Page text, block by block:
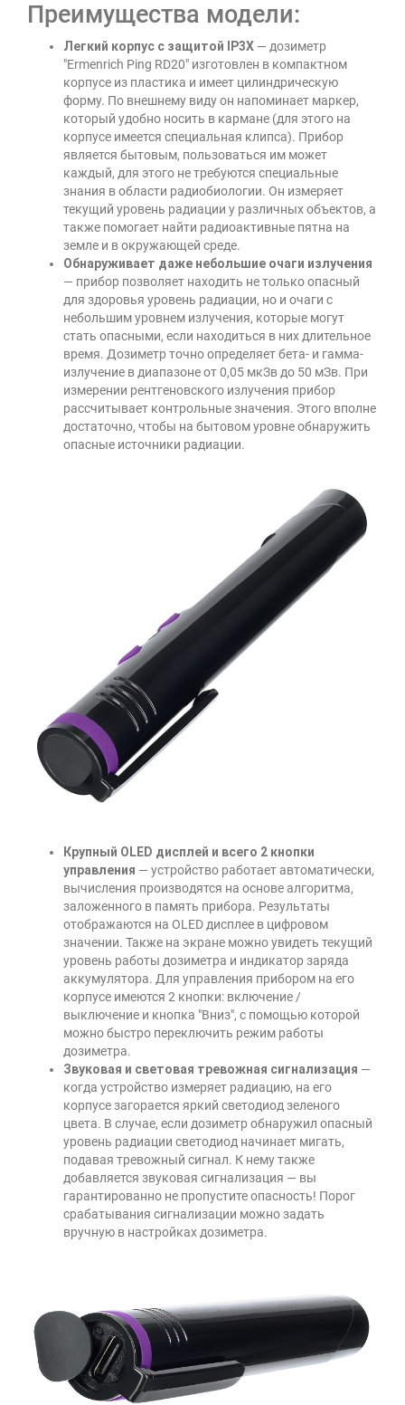
Преимущества модели:
Легкий корпус с защитой IP3X — дозиметр
"Ermenrich Ping RD20" изготовлен в компактном
корпусе из пластика и имеет цилиндрическую
форму. По внешнему виду он напоминает маркер,
который удобно носить в кармане (для этого на
корпусе имеется специальная клипса). Прибор
является бытовым, пользоваться им может
каждый, для этого не требуются специальные
знания в области радиобиологии. Он измеряет
текущий уровень радиации у различных объектов, а
также помогает найти радиоактивные пятна на
земле и в окружающей среде.
Обнаруживает даже небольшие очаги излучения
— прибор позволяет находить не только опасный
для здоровья уровень радиации, но и очаги с
небольшим уровнем излучения, которые могут
стать опасными, если находиться в них длительное
время. Дозиметр точно определяет бета- и гамма-
излучение в диапазоне от 0,05 мкЗв до 50 мЗв. При
измерении рентгеновского излучения прибор
рассчитывает контрольные значения. Этого вполне
достаточно, чтобы на бытовом уровне обнаружить
опасные источники радиации.
Крупный OLED дисплей и всего 2 кнопки
управления — устройство работает автоматически,
вычисления производятся на основе алгоритма,
заложенного в память прибора. Результаты
отображаются на OLED дисплее в цифровом
значении. Также на экране можно увидеть текущий
уровень работы дозиметра и индикатор заряда
аккумулятора. Для управления прибором на его
корпусе имеются 2 кнопки: включение /
выключение и кнопка "Вниз", с помощью которой
можно быстро переключить режим работы
дозиметра.
Звуковая и световая тревожная сигнализация —
когда устройство измеряет радиацию, на его
корпусе загорается яркий светодиод зеленого
цвета. В случае, если дозиметр обнаружил опасный
уровень радиации светодиод начинает мигать,
подавая тревожный сигнал. К нему также
добавляется звуковая сигнализация — вы
гарантированно не пропустите опасность! Порог
срабатывания сигнализации можно задать
вручную в настройках дозиметра.